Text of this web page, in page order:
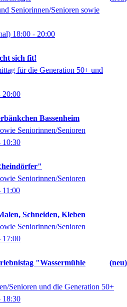
Seniorinnen/Senioren sowie
18:00 - 20:00
sich fit!
für die Generation 50+ und
20:00
Bassenheim
Seniorinnen/Senioren
10:30
Seniorinnen/Senioren
11:00
Schneiden, Kleben
Seniorinnen/Senioren
17:00
"Wassermühle
neu
Senioren und die Generation 50+
18:30